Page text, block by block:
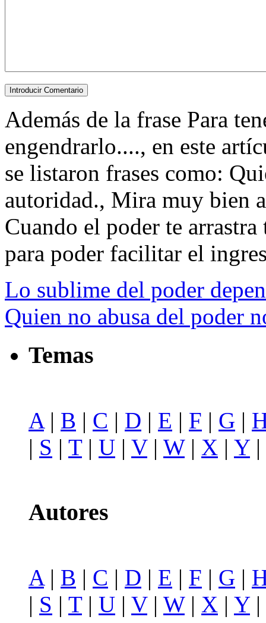
Además de la frase Para
engendrarlo...., en este
se listaron frases como:
autoridad., Mira muy bien
Cuando el poder te
para poder facilitar el
Lo sublime del poder
Quien no abusa del poder
Temas
A | B | C | D | E | F | G |
| S | T| U | V| W| X | Y|
Autores
A| B | C | D | E | F | G |
| S | T| U | V| W| X | Y|